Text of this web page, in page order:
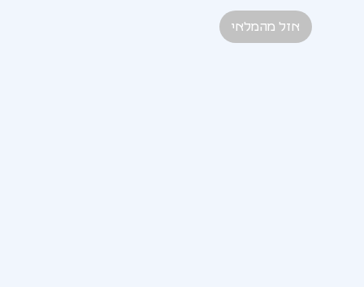
אזל מהמלאי